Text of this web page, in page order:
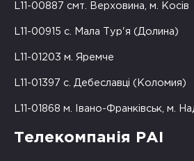
L11-00887 смт. Верховина, м. Косів
L11-00915 с. Мала Тур'я (Долина)
L11-01203 м. Яремче
L11-01397 с. Дебеславці (Коломия)
L11-01868 м. Івано-Франківськ, м.
Телекомпанія РАІ